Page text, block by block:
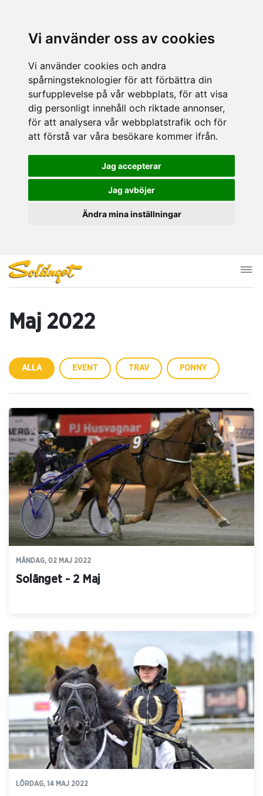
Vi använder oss av cookies
Vi använder cookies och andra
spårningsteknologier för att förbättra din
surfupplevelse på vår webbplats, för att visa
dig personligt innehåll och riktade annonser,
för att analysera vår webbplatstrafik och för
att förstå var våra besökare kommer ifrån.
Jag accepterar
Jag avböjer
Ändra mina inställningar
Maj 2022
ALLA EVENT TRAV PONNY
MÅNDAG, 02 MAJ 2022
Solänget - 2 Maj
LÖRDAG, 14 MAJ 2022